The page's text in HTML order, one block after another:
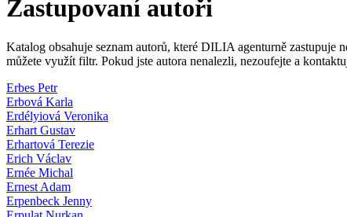
Zastupovaní autoři
Katalog obsahuje seznam autorů, které DILIA agenturně zastupuje
můžete využít filtr. Pokud jste autora nenalezli, nezoufejte a
Erbes Petr
Erbová Karla
Erdélyiová Veronika
Erhart Gustav
Erhartová Terezie
Erich Václav
Ernée Michal
Ernest Adam
Erpenbeck Jenny